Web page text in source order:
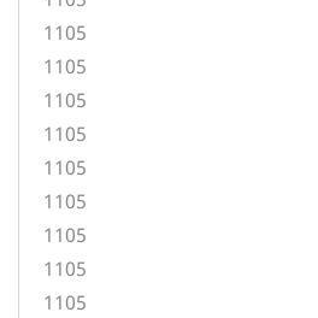
1105
1105
1105
1105
1105
1105
1105
1105
1105